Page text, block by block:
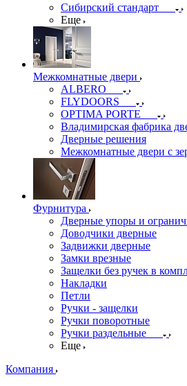
Сибирский стандарт
Еще
Межкомнатные двери
ALBERO
FLYDOORS
OPTIMA PORTE
Владимирская фабрика
Дверные решения
Межкомнатные двери c
Фурнитура
Дверные упоры и
Доводчики дверные
Задвижки дверные
Замки врезные
Защелки без ручек в
Накладки
Петли
Ручки - защелки
Ручки поворотные
Ручки раздельные
Еще
Компания